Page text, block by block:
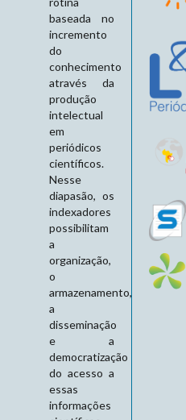
baseada no
incremento
do
conhecimento
através da
produção
intelectual
em
periódicos
científicos.
Nesse
diapasão, os
indexadores
possibilitam
a
organização,
o
armazenamento,
a
disseminação
e a
democratização
do acesso a
essas
informações